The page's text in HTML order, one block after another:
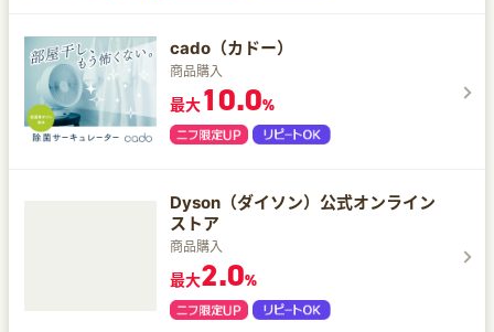
cado（カドー）
商品購入
最大10.0%
Dyson（ダイソン）公式オンライン
ストア
商品購入
最大2.0%